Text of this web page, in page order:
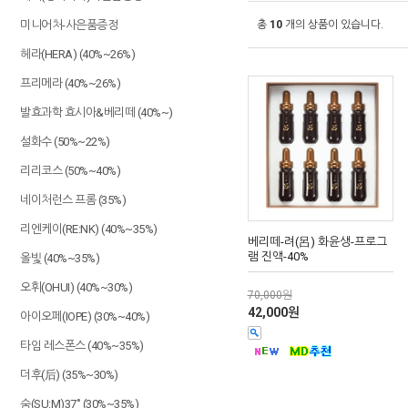
미니어처-사은품증정
헤라(HERA) (40%~26%)
프리메라 (40%~26%)
발효과학 효시아&베리떼 (40%~)
설화수 (50%~22%)
리리코스 (50%~40%)
네이처런스 프롬 (35%)
리엔케이(RE:NK) (40%~35%)
올빛 (40%~35%)
오휘(OHUI) (40%~30%)
아이오페(IOPE) (30%~40%)
타임 레스폰스 (40%~35%)
더후(后) (35%~30%)
숨(SU:M)37˚ (30%~35%)
총 10 개의 상품이 있습니다.
베리떼-려(呂) 화윤생-프로그
램 진액-40%
70,000원
42,000원